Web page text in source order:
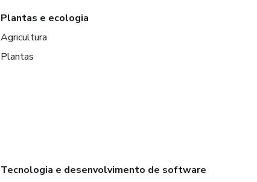
Plantas e ecologia
Agricultura
Plantas
Tecnologia e desenvolvimento de software